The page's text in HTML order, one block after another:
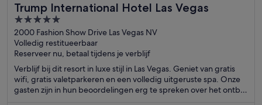
Trump International Hotel Las Vegas
5
out
of
5
2000 Fashion Show Drive Las Vegas NV
Volledig restitueerbaar
Reserveer nu, betaal tijdens je verblijf
Verblijf bij dit resort in luxe stijl in Las Vegas. Geniet van gratis
wifi, gratis valetparkeren en een volledig uitgeruste spa. Onze
gasten zijn in hun beoordelingen erg te spreken over het ontbijt